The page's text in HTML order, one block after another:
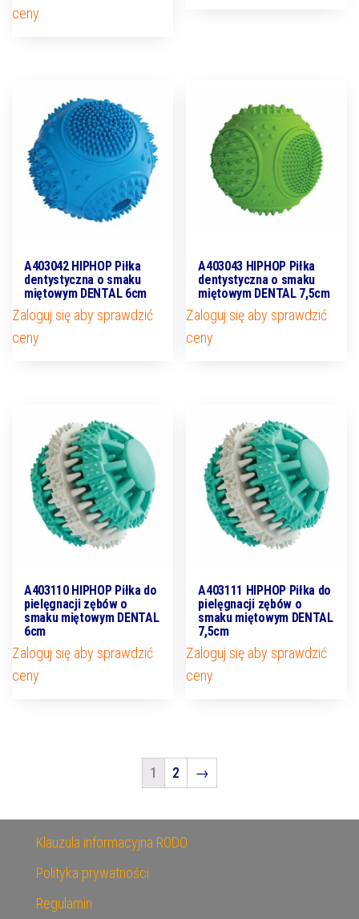
ceny
A403042 HIPHOP Piłka
dentystyczna o smaku
miętowym DENTAL 6cm
Zaloguj się aby sprawdzić
ceny
A403043 HIPHOP Piłka
dentystyczna o smaku
miętowym DENTAL 7,5cm
Zaloguj się aby sprawdzić
ceny
A403110 HIPHOP Piłka do
pielęgnacji zębów o
smaku miętowym DENTAL
6cm
Zaloguj się aby sprawdzić
ceny
A403111 HIPHOP Piłka do
pielęgnacji zębów o
smaku miętowym DENTAL
7,5cm
Zaloguj się aby sprawdzić
ceny
1 2 →
Klauzula informacyjna RODO
Polityka prywatności
Regulamin